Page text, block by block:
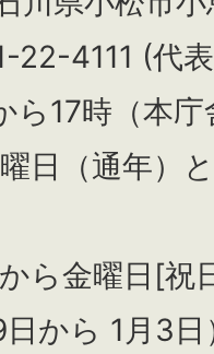
22-4111 (代
ら17時（本
日（通年）と
ら金曜日[祝
から 1月3